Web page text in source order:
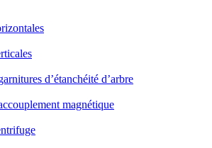
d’étanchéité d’arbre
magnétique